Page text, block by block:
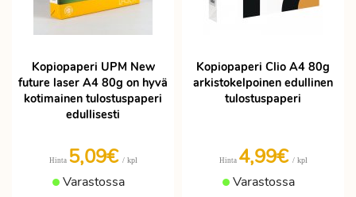
Kopiopaperi UPM New
future laser A4 80g on hyvä
kotimainen tulostuspaperi
edullisesti
Hinta 5,09€ / kpl
Varastossa
Kopiopaperi Clio A4 80g
arkistokelpoinen edullinen
tulostuspaperi
Hinta 4,99€ / kpl
Varastossa